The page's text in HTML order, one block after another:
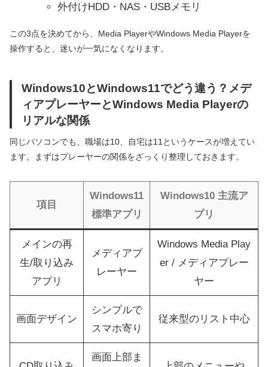
外付けHDD・NAS・USBメモリ
この3点を決めてから、Media PlayerやWindows Media Playerを
操作すると、迷いが一気になくなります。
Windows10とWindows11でどう違う？メデ
ィアプレーヤーとWindows Media Playerの
リアルな関係
同じパソコンでも、職場は10、自宅は11というケースが増えてい
ます。まずはプレーヤーの関係をざっくり整理しておきます。
項目
Windows11
標準アプリ
Windows10 主流ア
プリ
メインの再
生/取り込み
アプリ
メディアプ
レーヤー
Windows Media Play
er / メディアプレー
ヤー
画面デザイン
シンプルで
スマホ寄り
従来型のリスト中心
画面上部ま